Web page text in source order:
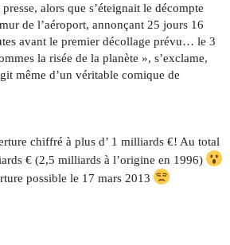
alors que s’éteignait le décompte
de l’aéroport, annonçant 25 jours 16
avant le premier décollage prévu… le 3
la risée de la planète », s’exclame,
même d’un véritable comique de
chiffré à plus d’ 1 milliards €! Au total
€ (2,5 milliards à l’origine en 1996)
possible le 17 mars 2013